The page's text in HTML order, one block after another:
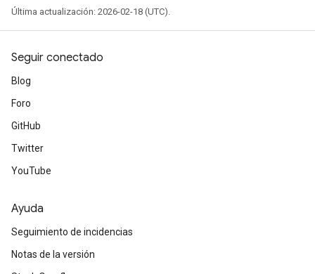
Última actualización: 2026-02-18 (UTC).
Seguir conectado
Blog
Foro
GitHub
Twitter
YouTube
Ayuda
Seguimiento de incidencias
Notas de la versión